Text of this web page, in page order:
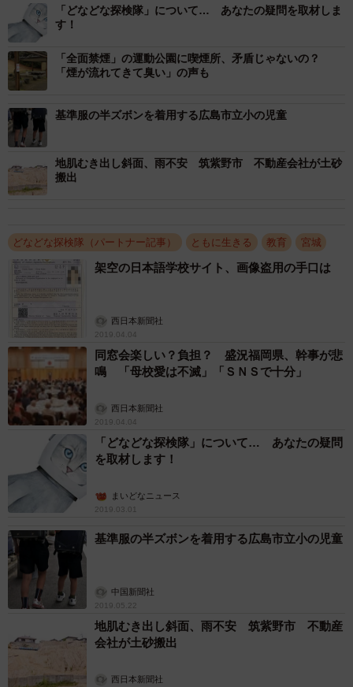
教材はわずかだ。状況は変わっていない」と指摘する。
仙台市内では、私立を中心に置き勉を積極的に取り入れ
ている中学校がある。
宮城学院中（青葉区）は１０年以上前から、生徒の荷物
の軽減化に取り組んでいる。教室にロッカー室を併設し、
生徒一人一人に部活動の道具を収容できる鍵付きロッカー
を与えている。
学校に来ることを目指している」と話す。家庭学習の内容
や時間を想定し、必要最低限の荷物で登下校するよう指導
するという。
宮城教育大付属中（同区）では置き勉の教材を指定して
いないほか、教室のロッカーやその上に部活動の道具など
も置いて帰るよう呼び掛けている。放課後は教室を施錠す
るなど盗難防止を徹底している。
脊椎外科と小児整形が専門の仙台西多賀病院整形外科の
両角（もろずみ）直樹副院長によると、重い荷物で背骨が
変形し姿勢が悪くなることはないが、腰痛や肩凝りの原因
になる恐れがあるという。
個々の体格や体力の違いにも配慮が必要だ。両角副院長
は「体力に見合う重さにするため、積極的に置き勉を活用
するのも一つの手段。大人は知恵を絞り、重い荷物から解
放してあげてほしい」と提言する。
（宮崎伸一）
「どなどな探検隊」について… あなたの疑問を取材しま
す！
「全面禁煙」の運動公園に喫煙所、矛盾じゃないの？
「煙が流れてきて臭い」の声も
基準服の半ズボンを着用する広島市立小の児童
地肌むき出し斜面、雨不安 筑紫野市 不動産会社が土砂
搬出
どなどな探検隊（パートナー記事） ともに生きる 教育 宮城
架空の日本語学校サイト、画像盗用の手口は
西日本新聞社
2019.04.04
同窓会楽しい？負担？ 盛況福岡県、幹事が悲
鳴 「母校愛は不滅」「ＳＮＳで十分」
西日本新聞社
2019.04.04
「どなどな探検隊」について… あなたの疑問
を取材します！
まいどなニュース
2019.03.01
基準服の半ズボンを着用する広島市立小の児童
中国新聞社
2019.05.22
地肌むき出し斜面、雨不安 筑紫野市 不動産
会社が土砂搬出
西日本新聞社